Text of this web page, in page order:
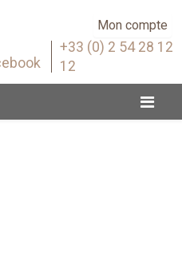
Mon compte
+33 (0) 2 54 28 12
12